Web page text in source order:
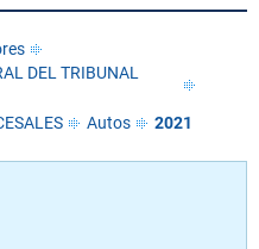
DEL TRIBUNAL
Autos 2021